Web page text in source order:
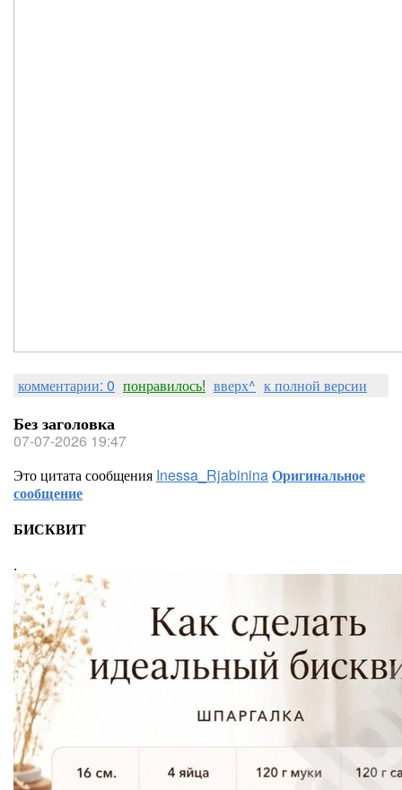
комментарии: 0 понравилось! вверх^ к полной версии
Без заголовка
07-07-2026 19:47
Это цитата сообщения Inessa_RjabininaОригинальное
сообщение
БИСКВИТ
.